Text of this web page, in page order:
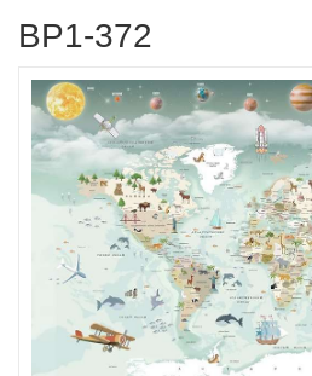
ВР1-372